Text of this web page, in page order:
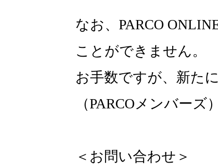
なお、PARCO
ことができません。
お手数ですが、新た
（PARCOメンバー
＜お問い合わせ＞